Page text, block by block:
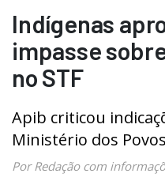
Indígenas
impasse
no STF
Apib criticou
Ministério dos
Por Redação com